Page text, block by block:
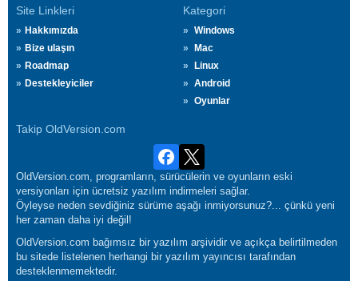
Site Linkleri
Hakkımızda
Bize ulaşın
Roadmap
Destekleyiciler
Kategori
Windows
Mac
Linux
Android
Oyunlar
Takip OldVersion.com
OldVersion.com, programların, sürücülerin ve oyunların eski
versiyonları için ücretsiz yazılım indirmeleri sağlar.
Öyleyse neden sevdiğiniz sürüme aşağı inmiyorsunuz?... çünkü yeni
her zaman daha iyi değil!
OldVersion.com bağımsız bir yazılım arşividir ve açıkça belirtilmeden
bu sitede listelenen herhangi bir yazılım yayıncısı tarafından
desteklenmemektedir.